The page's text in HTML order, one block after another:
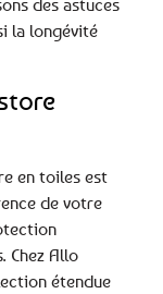
la longévité
en toiles est
de votre
Chez Allo
étendue